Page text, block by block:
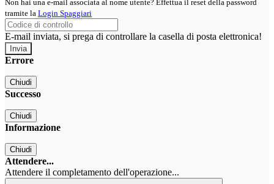
Non hai una e-mail associata al nome utente? Effettua il reset della password
tramite la Login Spaggiari
E-mail inviata, si prega di controllare la casella di posta elettronica!
Errore
Chiudi
Successo
Chiudi
Informazione
Chiudi
Attendere...
Attendere il completamento dell'operazione...